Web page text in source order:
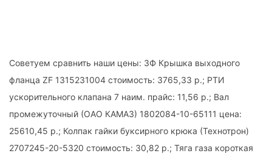
Советуем сравнить наши цены: ЗФ Крышка выходного
фланца ZF 1315231004 стоимость: 3765,33 р.; РТИ
ускорительного клапана 7 наим. прайс: 11,56 р.; Вал
промежуточный (ОАО КАМАЗ) 1802084-10-65111 цена:
25610,45 р.; Колпак гайки буксирного крюка (Технотрон)
2707245-20-5320 стоимость: 30,82 р.; Тяга газа короткая